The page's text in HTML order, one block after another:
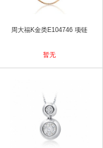
周大福K金类E104746 项链
暂无